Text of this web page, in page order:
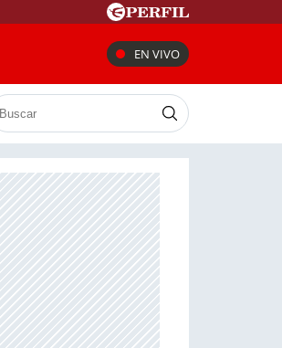
EN VIVO